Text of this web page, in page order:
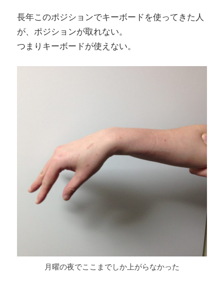
長年このポジションでキーボードを使ってきた人
が、ポジションが取れない。
つまりキーボードが使えない。
月曜の夜でここまでしか上がらなかった